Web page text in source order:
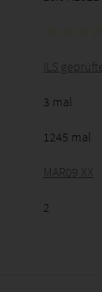
ILS
3 mal
1245 mal
MAR09 XX
2